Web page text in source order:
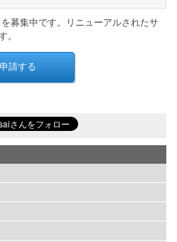
募集中です。リニューアルされたサ
。